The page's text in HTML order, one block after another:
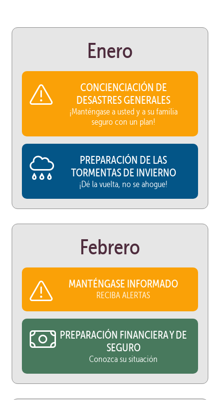
Enero
CONCIENCIACIÓN DE
DESASTRES GENERALES
¡Manténgase a usted y a su familia
seguro con un plan!
PREPARACIÓN DE LAS
TORMENTAS DE INVIERNO
¡Dé la vuelta, no se ahogue!
Febrero
MANTÉNGASE INFORMADO
RECIBA ALERTAS
PREPARACIÓN FINANCIERA Y DE
SEGURO
Conozca su situación